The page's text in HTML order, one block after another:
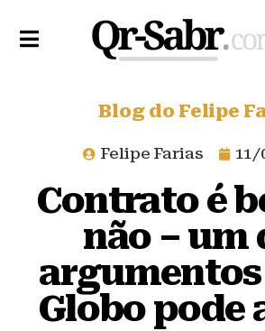
Blog do Felipe
Felipe Farias 11/
Contrato é
não – um
argumentos
Globo pode